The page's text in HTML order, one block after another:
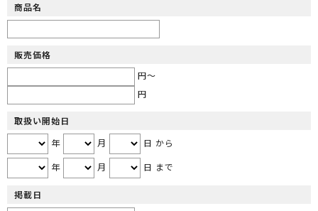
商品名
販売価格
円～
円
取扱い開始日
年
月
日 から
年
月 日 まで
掲載日